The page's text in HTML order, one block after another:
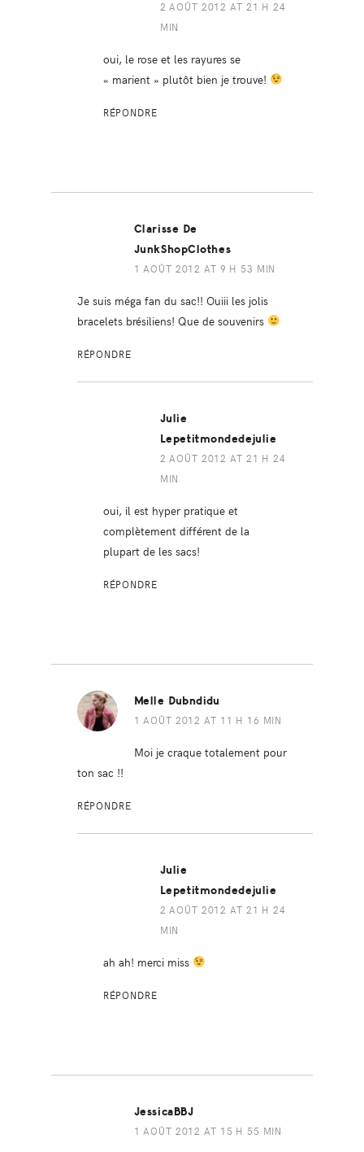
2 AOÛT 2012 AT 21 H 24
MIN
oui, le rose et les rayures se
« marient » plutôt bien je trouve!
RÉPONDRE
Clarisse De
JunkShopClothes
1 AOÛT 2012 AT 9 H 53 MIN
Je suis méga fan du sac!! Ouiii les jolis
bracelets brésiliens! Que de souvenirs
RÉPONDRE
Julie
Lepetitmondedejulie
2 AOÛT 2012 AT 21 H 24
MIN
oui, il est hyper pratique et
complètement différent de la
plupart de les sacs!
RÉPONDRE
Melle Dubndidu
1 AOÛT 2012 AT 11 H 16 MIN
Moi je craque totalement pour
ton sac !!
RÉPONDRE
Julie
Lepetitmondedejulie
2 AOÛT 2012 AT 21 H 24
MIN
ah ah! merci miss
RÉPONDRE
JessicaBBJ
1 AOÛT 2012 AT 15 H 55 MIN